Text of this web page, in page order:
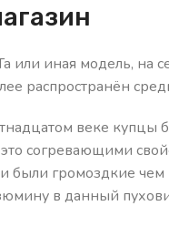
или иная модель,
распространён
веке
согревающими
были громоздкие
в данный